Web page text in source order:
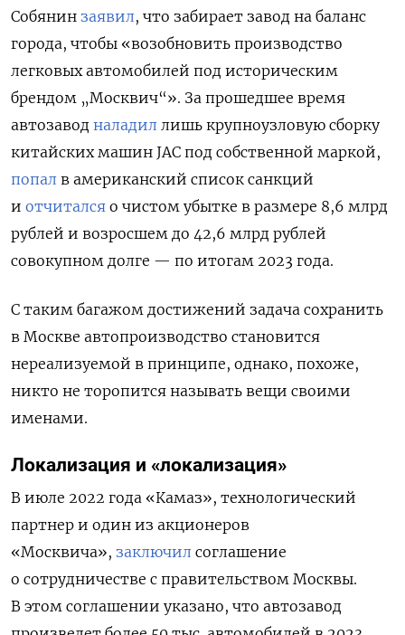
Собянин заявил, что забирает завод на баланс
города, чтобы «возобновить производство
легковых автомобилей под историческим
брендом „Москвич“». За прошедшее время
автозавод наладил лишь крупноузловую сборку
китайских машин JAC под собственной маркой,
попал в американский список санкций
и отчитался о чистом убытке в размере 8,6 млрд
рублей и возросшем до 42,6 млрд рублей
совокупном долге — по итогам 2023 года.
С таким багажом достижений задача сохранить
в Москве автопроизводство становится
нереализуемой в принципе, однако, похоже,
никто не торопится называть вещи своими
именами.
Локализация и «локализация»
В июле 2022 года «Камаз», технологический
партнер и один из акционеров
«Москвича», заключил соглашение
о сотрудничестве с правительством Москвы.
В этом соглашении указано, что автозавод